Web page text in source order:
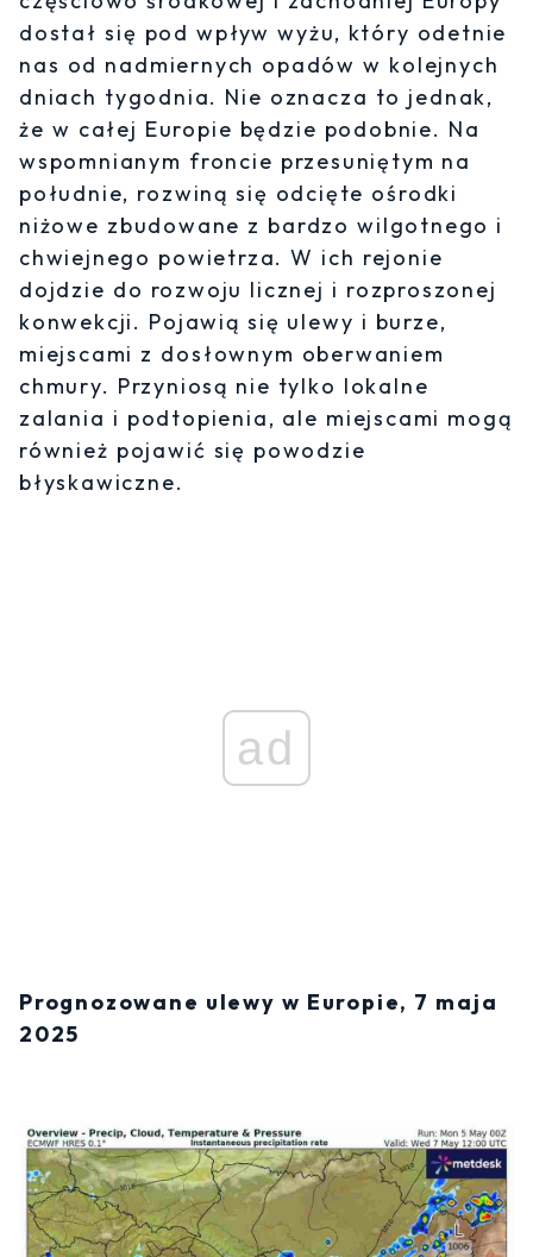
dostał się pod wpływ wyżu, który odetnie
nas od nadmiernych opadów w kolejnych
dniach tygodnia. Nie oznacza to jednak,
że w całej Europie będzie podobnie. Na
wspomnianym froncie przesuniętym na
południe, rozwiną się odcięte ośrodki
niżowe zbudowane z bardzo wilgotnego i
chwiejnego powietrza. W ich rejonie
dojdzie do rozwoju licznej i rozproszonej
konwekcji. Pojawią się ulewy i burze,
miejscami z dosłownym oberwaniem
chmury. Przyniosą nie tylko lokalne
zalania i podtopienia, ale miejscami mogą
również pojawić się powodzie
błyskawiczne.
ad
Prognozowane ulewy w Europie, 7 maja
2025